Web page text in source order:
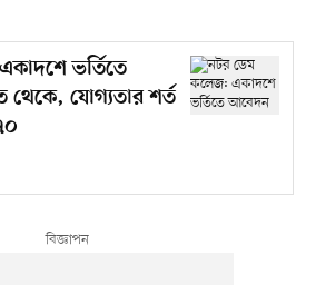
ভর্তিতে
যোগ্যতার শর্ত